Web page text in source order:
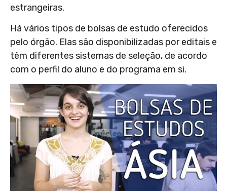
estrangeiras.
Há vários tipos de bolsas de estudo oferecidos
pelo órgão. Elas são disponibilizadas por editais e
têm diferentes sistemas de seleção, de acordo
com o perfil do aluno e do programa em si.